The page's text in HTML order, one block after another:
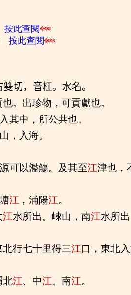
按此查閱
按此查閱
雙切，音杠。水名。
。出珍物，可貢獻也。
其中，所公共也。
，入海。
可以濫觴。及其至江津也，
江 ，浦陽江。
江水所出。崍山，南江水所
北行七十里得三江口，東北
北江、中江、南江。